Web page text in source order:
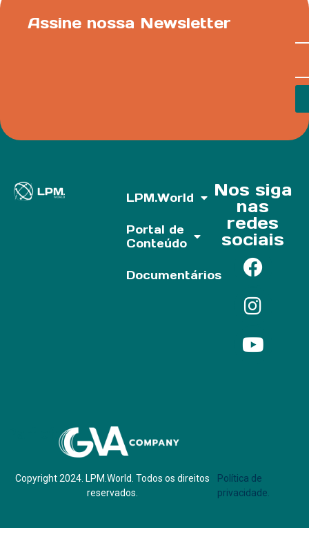
Assine nossa Newsletter
LPM.World
Portal de
Conteúdo
Documentários
Nos siga
nas
redes
sociais
Copyright 2024. LPM.World. Todos os direitos
reservados.
Política de
privacidade.